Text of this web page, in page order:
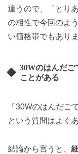
違うので、「とり
の相性で今回のよ
い価格帯でもありま
30Wのはんだご
ことがある
「30Wのはんだご
という質問はよく
結論から言うと、